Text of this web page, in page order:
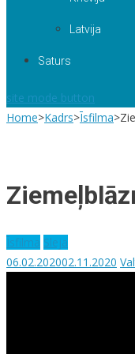
Latvija
Saturs
site mode button
Home>Kadrs>Īsfilma>
Īsfilma Sleja
06.02.202002.11.2020